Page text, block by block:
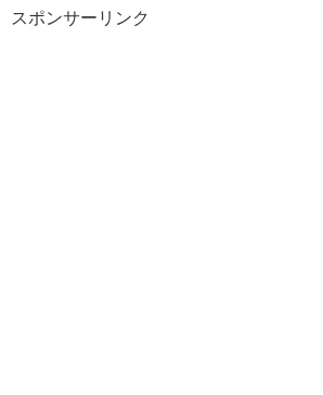
スポンサーリンク